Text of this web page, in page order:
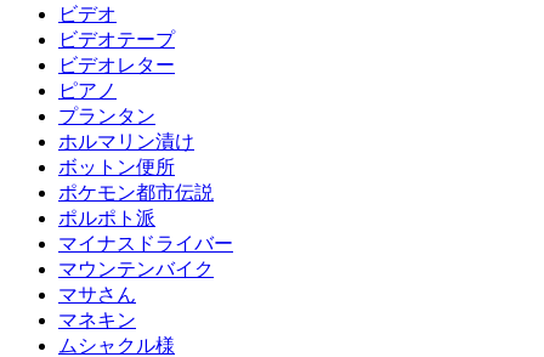
ビデオ
ビデオテープ
ビデオレター
ピアノ
プランタン
ホルマリン漬け
ボットン便所
ポケモン都市伝説
ポルポト派
マイナスドライバー
マウンテンバイク
マサさん
マネキン
ムシャクル様